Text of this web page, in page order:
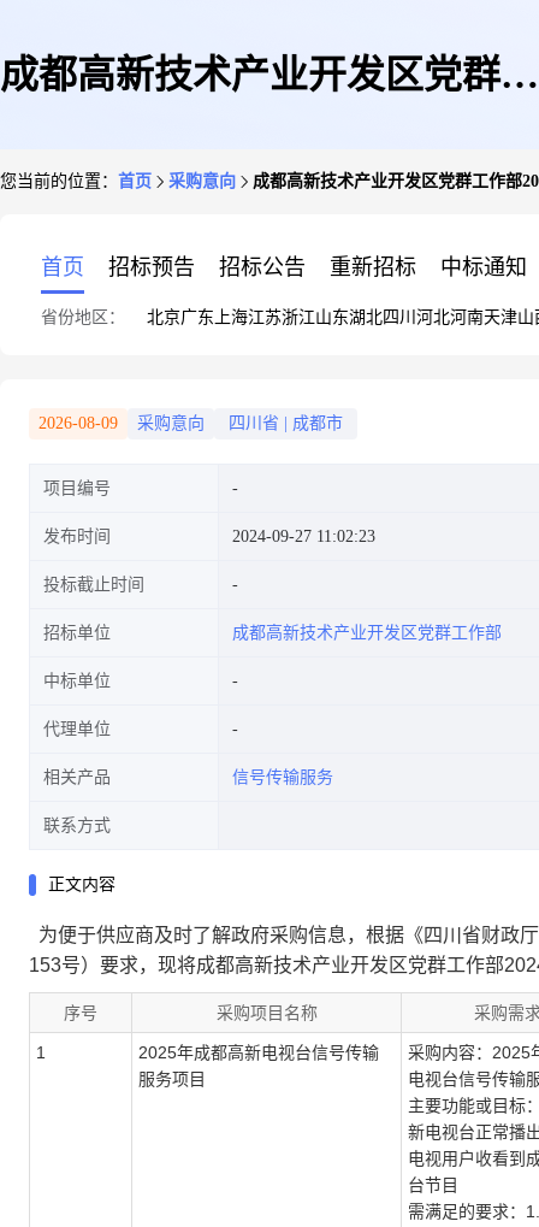
成都高新技术产业开发区党群工
您当前的位置： 首页 采购意向 成都高新技术产业开发区党群工作部
首页 招标预告 招标公告 重新招标 中标通知
省份地区： 北京广东 上海江苏浙江山东湖北四川 河北河南天津山
2026-08-09 采购意向 四川省 成都市
项目编号
发布时间 2024-09-27 11:02:23
投标截止时间
招标单位 成都高新技术产业开发区党群工作部
中标单位
代理单位
相关产品 信号传输服务
联系方式
正文内容
为便于供应商及时了解政府采购信息，根据《四川省财政
153号）要求，现将成都高新技术产业开发区党群工作部
序号 采购项目名称 采购需
1
2025年成都高新电视台信号传输
服务项目
采购内容：2025
电视台信号传输
主要功能或目标
新电视台正常播
电视用户收看到
台节目
需满足的要求：